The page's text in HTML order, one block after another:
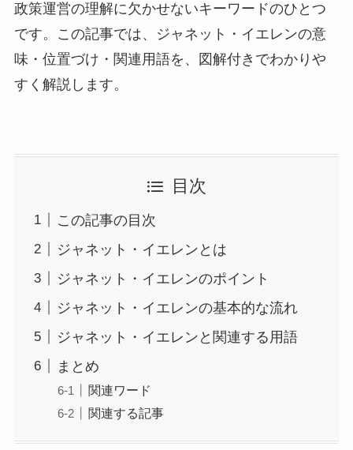
政策運営の理解に欠かせないキーワードのひとつ
です。この記事では、ジャネット・イエレンの意
味・位置づけ・関連用語を、図解付きでわかりや
すく解説します。
目次
この記事の目次
ジャネット・イエレンとは
ジャネット・イエレンのポイント
ジャネット・イエレンの基本的な流れ
ジャネット・イエレンと関連する用語
まとめ
関連ワード
関連する記事